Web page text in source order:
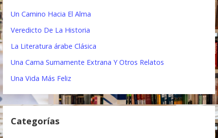
a
ó
d
Un Camino Hacia El Alma
Veredicto De La Historia
La Literatura árabe Clásica
Una Cama Sumamente Extrana Y Otros Relatos
Una Vida Más Feliz
Categorías